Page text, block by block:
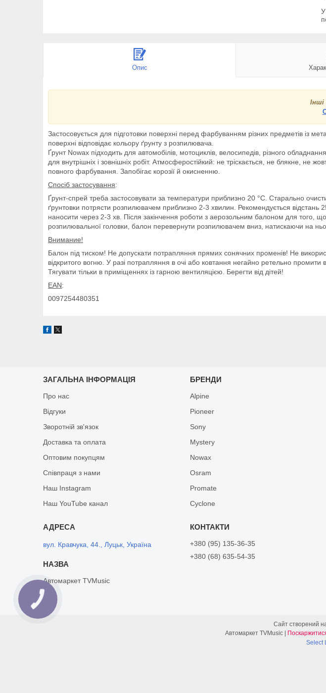
У
Опис
Застосовується для підготовки поверхні перед фарбуванням різних предметів із
поверхні відповідає кольору ґрунту з розпилювача.
Ґрунт Nowax підходить для автомобілів, мотоциклів, велосипедів, різного
для внутрішніх і зовнішніх робіт. Атмосферостійкий: не тріскається, не блякне, не
повного фарбування. Запобігає корозії й окисненню.
Спосіб застосування:
Ґрунт-спрей треба застосовувати за температури приблизно 20 °C. Старально
ґрунтовки потрясти розпилювачем приблизно 2-3 хвилин. Рекомендується
наносити через 2-3 хв. Після закінчення роботи з аерозольним балоном для того,
розпилювальної головки, балон перевернути розпилювачем вниз, натискаючи на
Внимание!
Балон під тиском! Не допускати потрапляння прямих сонячних променів! Не
відкритого вогню. У разі потрапляння в очі або ковтання негайно ретельно
Тягувати тільки в приміщеннях із гарною вентиляцією. Берегти від дітей!
EAN:
0097254480351
ЗАГАЛЬНА ІНФОРМАЦІЯ
Про нас
Відгуки
Зворотній зв'язок
Доставка та оплата
Оптовим покупцям
Співпраця з нами
Наш Instagram
Наш YouTube канал
БРЕНДИ
Alpine
Pioneer
Sony
Mystery
Nowax
Osram
Promate
Cyclone
вул. Кравчука, 44., Луцьк, Україна
Автомаркет TVMusic
+380 (95) 135-36-35
+380 (68) 635-54-35
Сайт створений
Select
КНОПКА
ЗВ'ЯЗКУ